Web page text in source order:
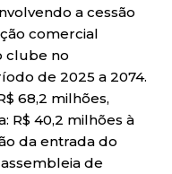
a cessão
comercial
clube no
de 2025 a 2074.
68,2 milhões,
R$ 40,2 milhões à
da entrada do
de